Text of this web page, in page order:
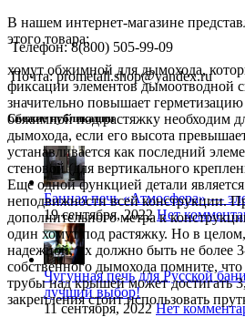
В нашем интернет-магазине
этого товара:
хомут обжимной для дымохода,
фиксации элементов дымоотводной
значительно повышает
обжимной под растяжку необходим
дымохода, если его высота
устанавливается как последний
стеновой (для вертикального
Еще одной функцией детали
неподвижности всей конструкции.
дополнительного метра к
один хомут под растяжку. Но в
надежной, их должно быть не более
собственного дымохода помните,
трубы над крышей может достигать
закрепления стоит использовать
Телефон: 8(800) 505-99-09
Почта: prometall.shop@yandex.ru
Свежие публикации
Банная печь «Атмосфера» —
19 сентября, 2022 Нет
Чугунная печь для Русской
лучший выбор!
11 сентября, 2022 Нет